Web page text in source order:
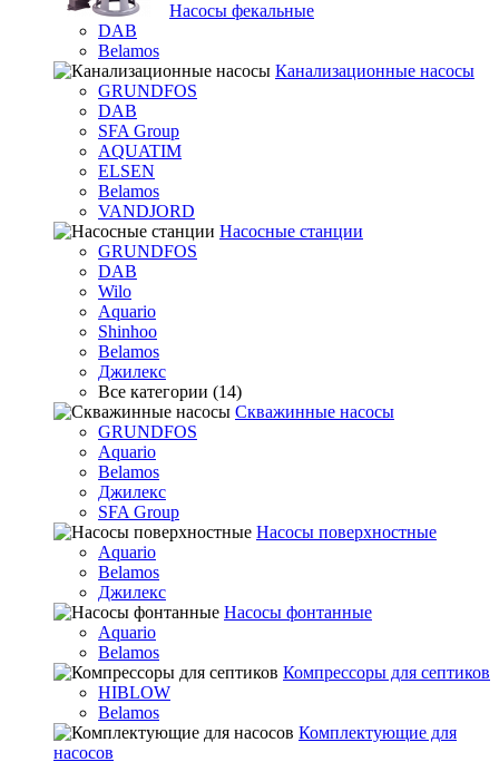
Насосы фекальные
DAB
Belamos
Канализационные насосы
GRUNDFOS
DAB
SFA Group
AQUATIM
ELSEN
Belamos
VANDJORD
Насосные станции
GRUNDFOS
DAB
Wilo
Aquario
Shinhoo
Belamos
Джилекс
Все категории (14)
Скважинные насосы
GRUNDFOS
Aquario
Belamos
Джилекс
SFA Group
Насосы поверхностные
Aquario
Belamos
Джилекс
Насосы фонтанные
Aquario
Belamos
Компрессоры для септиков
HIBLOW
Belamos
Комплектующие для
насосов